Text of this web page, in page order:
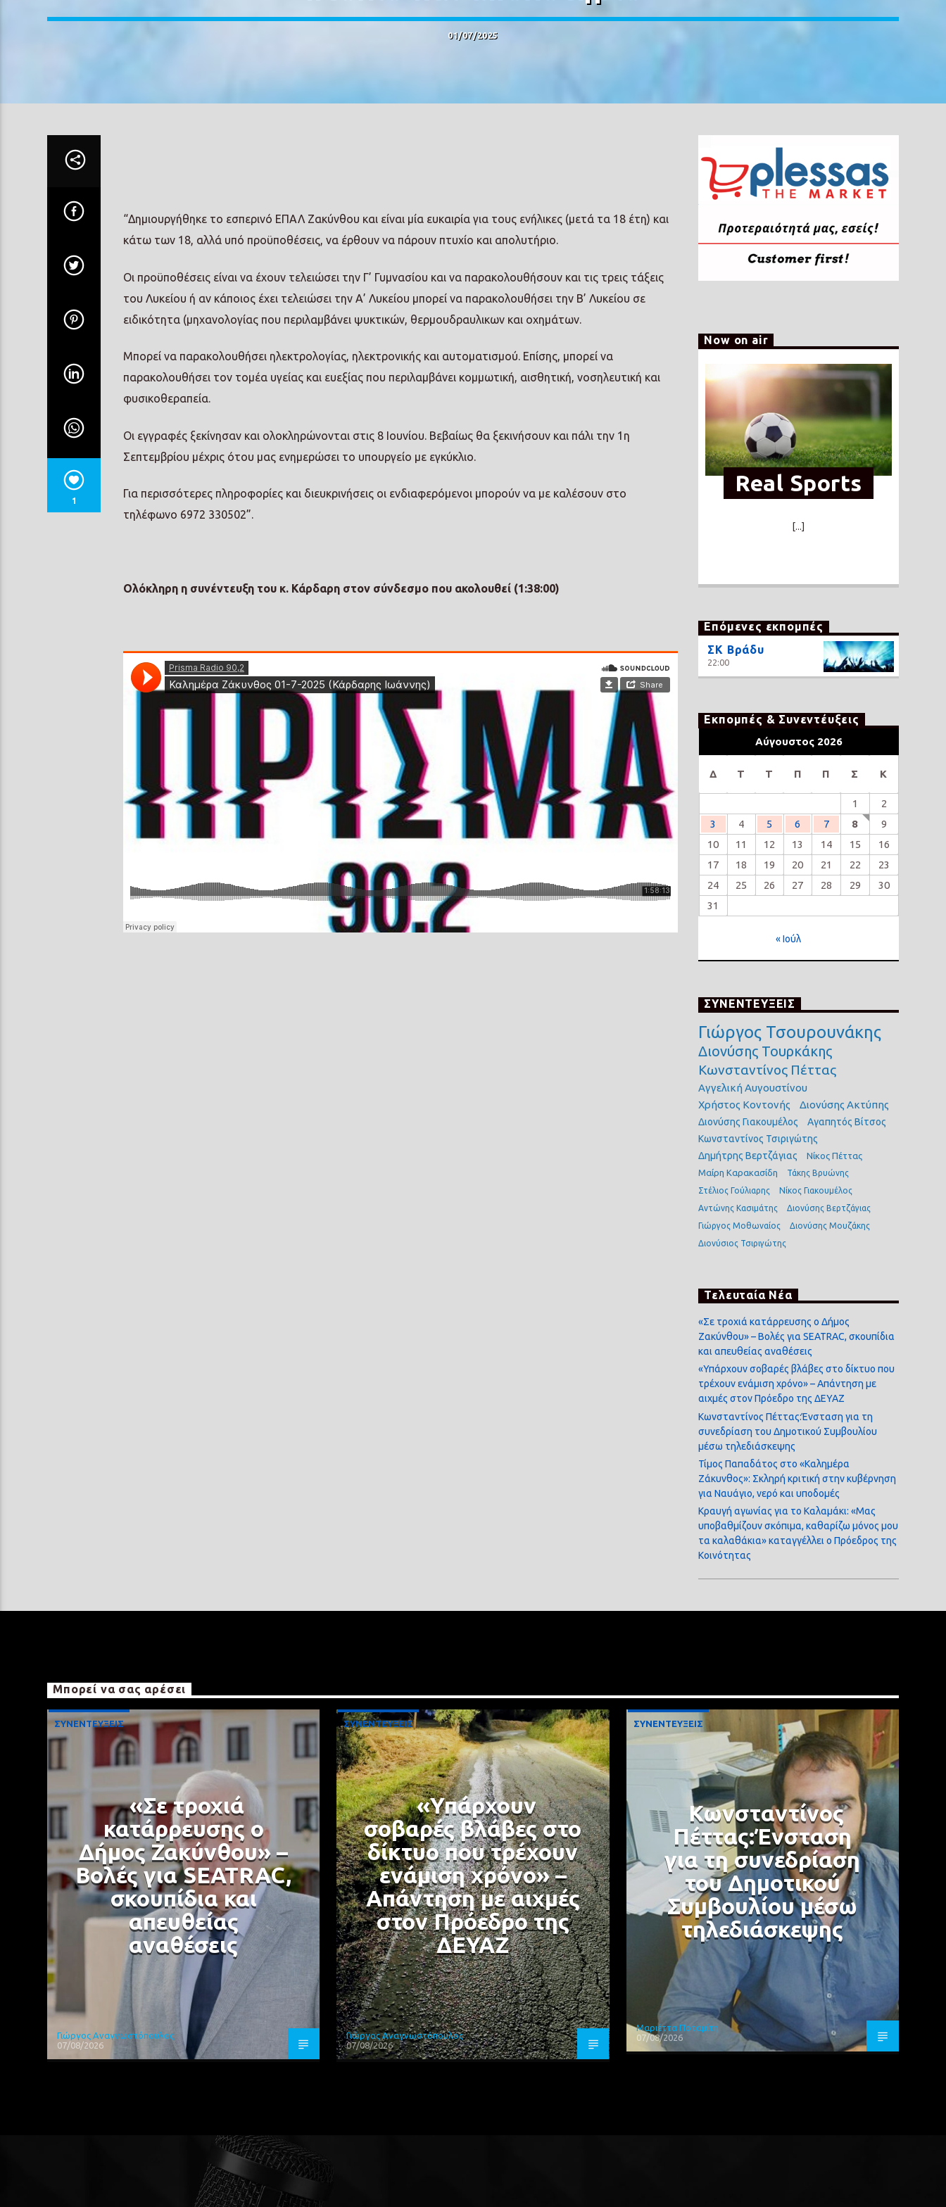
01/07/2025
1
“Δημιουργήθηκε το εσπερινό ΕΠΑΛ Ζακύνθου και είναι μία ευκαιρία για τους ενήλικες (μετά τα 18 έτη) και
κάτω των 18, αλλά υπό προϋποθέσεις, να έρθουν να πάρουν πτυχίο και απολυτήριο.
Οι προϋποθέσεις είναι να έχουν τελειώσει την Γ’ Γυμνασίου και να παρακολουθήσουν και τις τρεις τάξεις
του Λυκείου ή αν κάποιος έχει τελειώσει την Α’ Λυκείου μπορεί να παρακολουθήσει την Β’ Λυκείου σε
ειδικότητα (μηχανολογίας που περιλαμβάνει ψυκτικών, θερμουδραυλικων και οχημάτων.
Μπορεί να παρακολουθήσει ηλεκτρολογίας, ηλεκτρονικής και αυτοματισμού. Επίσης, μπορεί να
παρακολουθήσει τον τομέα υγείας και ευεξίας που περιλαμβάνει κομμωτική, αισθητική, νοσηλευτική και
φυσικοθεραπεία.
Οι εγγραφές ξεκίνησαν και ολοκληρώνονται στις 8 Ιουνίου. Βεβαίως θα ξεκινήσουν και πάλι την 1η
Σεπτεμβρίου μέχρις ότου μας ενημερώσει το υπουργείο με εγκύκλιο.
Για περισσότερες πληροφορίες και διευκρινήσεις οι ενδιαφερόμενοι μπορούν να με καλέσουν στο
τηλέφωνο 6972 330502”.
Ολόκληρη η συνέντευξη του κ. Κάρδαρη στον σύνδεσμο που ακολουθεί (1:38:00)
Now on air
Real Sports
[...]
Επόμενες εκπομπές
ΣΚ Βράδυ
22:00
Εκπομπές & Συνεντέυξεις
Αύγουστος 2026
Δ Τ Τ Π Π Σ Κ
1
2
3
4 5 6 7 8
9
10
11 12 13 14 15
16
17
18 19 20 21 22
23
24
25 26 27 28 29
30
31
« Ιούλ
ΣΥΝΕΝΤΕΥΞΕΙΣ
Γιώργος Τσουρουνάκης
Διονύσης Τουρκάκης
Κωνσταντίνος Πέττας
Αγγελική Αυγουστίνου
Χρήστος Κοντονής
Διονύσης Ακτύπης
Διονύσης Γιακουμέλος
Αγαπητός Βίτσος
Κωνσταντίνος Τσιριγώτης
Δημήτρης Βερτζάγιας
Νίκος Πέττας
Μαίρη Καρακασίδη
Τάκης Βρυώνης
Στέλιος Γούλιαρης
Νίκος Γιακουμέλος
Αντώνης Κασιμάτης
Διονύσης Βερτζάγιας
Γιώργος Μοθωναίος
Διονύσης Μουζάκης
Διονύσιος Τσιριγώτης
Τελευταία Νέα
«Σε τροχιά κατάρρευσης ο Δήμος
Ζακύνθου» – Βολές για SEATRAC, σκουπίδια
και απευθείας αναθέσεις
«Υπάρχουν σοβαρές βλάβες στο δίκτυο που
τρέχουν ενάμιση χρόνο» – Απάντηση με
αιχμές στον Πρόεδρο της ΔΕΥΑΖ
Κωνσταντίνος Πέττας:Ένσταση για τη
συνεδρίαση του Δημοτικού Συμβουλίου
μέσω τηλεδιάσκεψης
Τίμος Παπαδάτος στο «Καλημέρα
Ζάκυνθος»: Σκληρή κριτική στην κυβέρνηση
για Ναυάγιο, νερό και υποδομές
Κραυγή αγωνίας για το Καλαμάκι: «Μας
υποβαθμίζουν σκόπιμα, καθαρίζω μόνος μου
τα καλαθάκια» καταγγέλλει ο Πρόεδρος της
Κοινότητας
Μπορεί να σας αρέσει
ΣΥΝΕΝΤΕΥΞΕΙΣ
«Σε τροχιά
κατάρρευσης ο
Δήμος Ζακύνθου» –
Βολές για SEATRAC,
σκουπίδια και
απευθείας
αναθέσεις
Γιώργος Αναγνωστόπουλος
07/08/2026
ΣΥΝΕΝΤΕΥΞΕΙΣ
«Υπάρχουν
σοβαρές βλάβες στο
δίκτυο που τρέχουν
ενάμιση χρόνο» –
Απάντηση με αιχμές
στον Πρόεδρο της
ΔΕΥΑΖ
Γιώργος Αναγνωστόπουλος
07/08/2026
ΣΥΝΕΝΤΕΥΞΕΙΣ
Κωνσταντίνος
Πέττας:Ένσταση
για τη συνεδρίαση
του Δημοτικού
Συμβουλίου μέσω
τηλεδιάσκεψης
Μαριέττα Ποταμίτη
07/08/2026